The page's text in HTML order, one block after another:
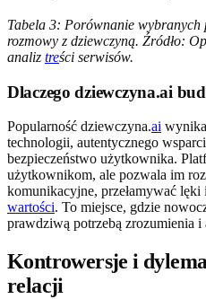
Tabela 3: Porównanie wybranych
rozmowy z dziewczyną. Źródło:
analiz treści serwisów.
Dlaczego dziewczyna.ai
Popularność dziewczyna.ai
technologii, autentycznego
bezpieczeństwo użytkownika.
użytkownikom, ale pozwala im
komunikacyjne, przełamywać lęki
wartości. To miejsce, gdzie
prawdziwą potrzebą zrozumienia i
Kontrowersje i
relacji